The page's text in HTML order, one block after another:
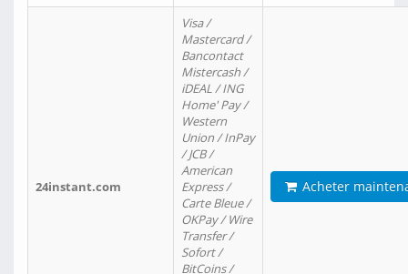
24instant.com
Visa /
Mastercard /
Bancontact
Mistercash /
iDEAL / ING
Home' Pay /
Western
Union / InPay
/ JCB /
American
Express /
Carte Bleue /
OKPay / Wire
Transfer /
Sofort /
BitCoins /
Acheter